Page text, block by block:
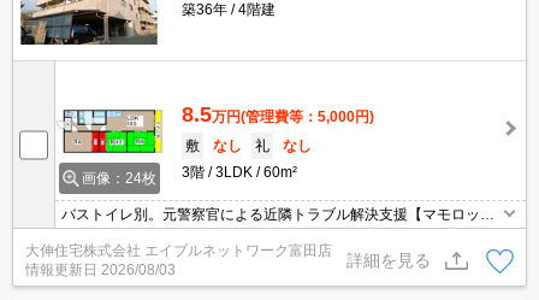
築36年
4階建
画像：24枚
8.5万円(管理費等：5,000円)
敷
なし 礼
なし
3階
3LDK 60m²
バストイレ別。元警察官による近隣トラブル解決支援【マモロッ
カ】導入。（無料サービス）
大伸住宅株式会社 エイブルネットワーク富田店
情報更新日 2026/08/03
詳細を見る